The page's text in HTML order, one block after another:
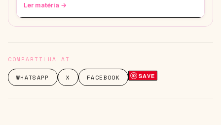
Ler matéria →
COMPARTILHA AI
WHATSAPP X FACEBOOK SAVE